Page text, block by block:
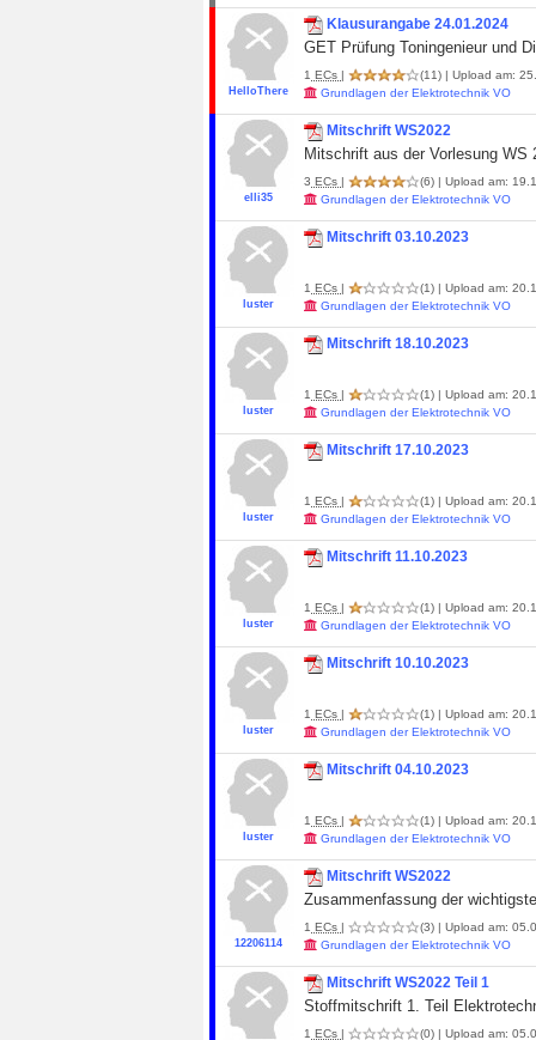
HelloThere
Klausurangabe 24.01.2024
GET Prüfung Toningenieur und
1 ECs | (11) | Upload am:
Grundlagen der Elektrotechnik VO
elli35
Mitschrift WS2022
Mitschrift aus der Vorlesung
3 ECs | (6) | Upload am:
Grundlagen der Elektrotechnik VO
luster
Mitschrift 03.10.2023
1 ECs | (1) | Upload am:
Grundlagen der Elektrotechnik VO
luster
Mitschrift 18.10.2023
1 ECs | (1) | Upload am:
Grundlagen der Elektrotechnik VO
luster
Mitschrift 17.10.2023
1 ECs | (1) | Upload am:
Grundlagen der Elektrotechnik VO
luster
Mitschrift 11.10.2023
1 ECs | (1) | Upload am:
Grundlagen der Elektrotechnik VO
luster
Mitschrift 10.10.2023
1 ECs | (1) | Upload am:
Grundlagen der Elektrotechnik VO
luster
Mitschrift 04.10.2023
1 ECs | (1) | Upload am:
Grundlagen der Elektrotechnik VO
12206114
Mitschrift WS2022
Zusammenfassung der
1 ECs | (3) | Upload am:
Grundlagen der Elektrotechnik VO
Mitschrift WS2022 Teil 1
Stoffmitschrift 1. Teil
1 ECs | (0) | Upload am: